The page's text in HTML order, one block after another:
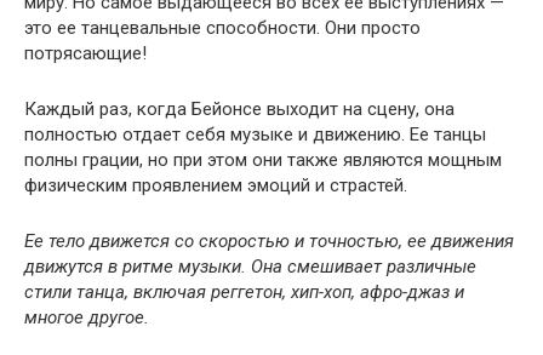
это ее танцевальные способности. Они просто
потрясающие!
Каждый раз, когда Бейонсе выходит на сцену, она
полностью отдает себя музыке и движению. Ее танцы
полны грации, но при этом они также являются мощным
физическим проявлением эмоций и страстей.
Ее тело движется со скоростью и точностью, ее движения
движутся в ритме музыки. Она смешивает различные
стили танца, включая реггетон, хип-хоп, афро-джаз и
многое другое.